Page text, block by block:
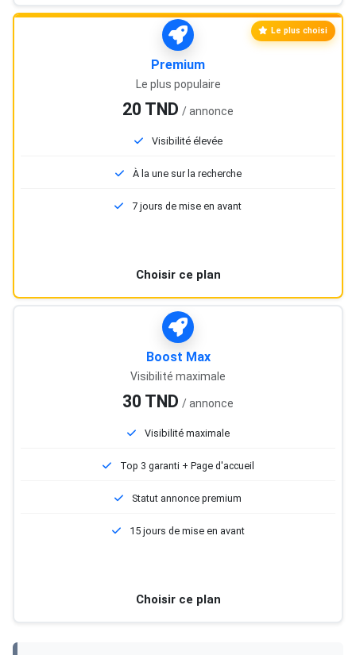
Le plus choisi
Premium
Le plus populaire
20 TND / annonce
Visibilité élevée
À la une sur la recherche
7 jours de mise en avant
Choisir ce plan
Boost Max
Visibilité maximale
30 TND / annonce
Visibilité maximale
Top 3 garanti + Page d'accueil
Statut annonce premium
15 jours de mise en avant
Choisir ce plan